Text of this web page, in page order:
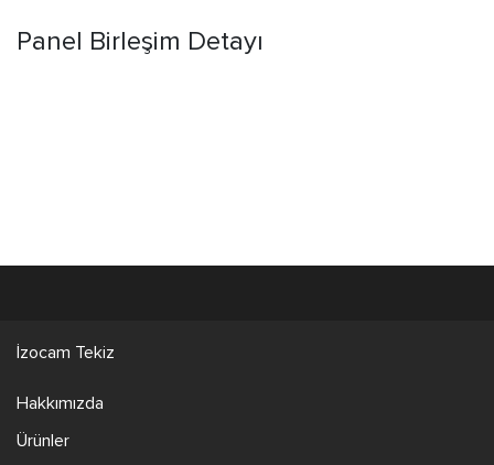
Panel Birleşim Detayı
İzocam Tekiz
Hakkımızda
Ürünler